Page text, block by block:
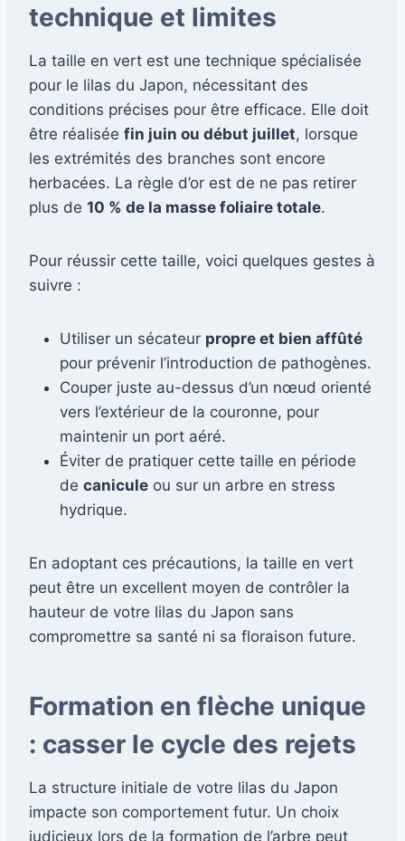
technique et limites
La taille en vert est une technique spécialisée
pour le lilas du Japon, nécessitant des
conditions précises pour être efficace. Elle doit
être réalisée fin juin ou début juillet, lorsque
les extrémités des branches sont encore
herbacées. La règle d’or est de ne pas retirer
plus de 10 % de la masse foliaire totale.
Pour réussir cette taille, voici quelques gestes à
suivre :
Utiliser un sécateur propre et bien affûté
pour prévenir l’introduction de pathogènes.
Couper juste au-dessus d’un nœud orienté
vers l’extérieur de la couronne, pour
maintenir un port aéré.
Éviter de pratiquer cette taille en période
de canicule ou sur un arbre en stress
hydrique.
En adoptant ces précautions, la taille en vert
peut être un excellent moyen de contrôler la
hauteur de votre lilas du Japon sans
compromettre sa santé ni sa floraison future.
Formation en flèche unique
: casser le cycle des rejets
La structure initiale de votre lilas du Japon
impacte son comportement futur. Un choix
judicieux lors de la formation de l’arbre peut